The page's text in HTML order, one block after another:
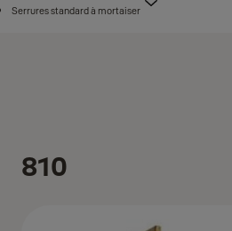
Serrures standard à mortaiser
810